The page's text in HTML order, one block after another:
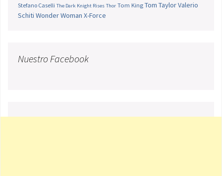
Stefano Caselli The Dark Knight Rises Thor Tom King Tom TaylorValerio
Schiti Wonder Woman X-Force
Nuestro Facebook